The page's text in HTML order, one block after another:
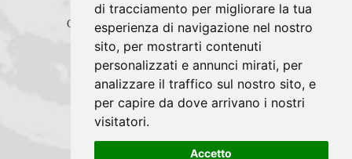
di tracciamento per migliorare la tua
esperienza di navigazione nel nostro
sito, per mostrarti contenuti
personalizzati e annunci mirati, per
analizzare il traffico sul nostro sito, e
per capire da dove arrivano i nostri
visitatori.
Accetto
Copyrights © 2026 NEW MILLECAFFE' SRLS
- UNIPERSONALE Tutti i diritti riservati.
Partita Iva: 02887280812 /
Privacy e Cookie Policy